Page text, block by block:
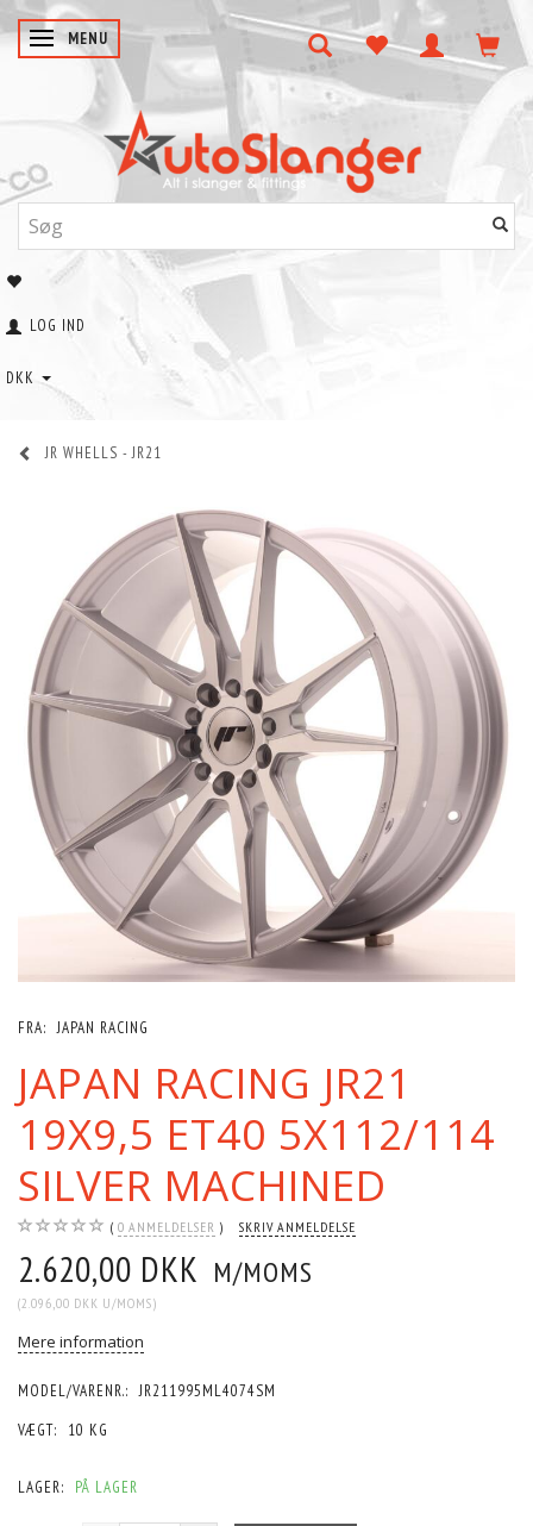
SKIFTE NAVIGATION
MENU
LOG IND
DKK
JR WHELLS - JR21
FRA: JAPAN RACING
JAPAN RACING JR21
19X9,5 ET40 5X112/114
SILVER MACHINED
0 ANMELDELSER SKRIV ANMELDELSE
2.620,00 DKK M/MOMS
(2.096,00 DKK U/MOMS)
Mere information
MODEL/VARENR.: JR211995ML4074SM
VÆGT:
10 KG
LAGER: PÅ LAGER